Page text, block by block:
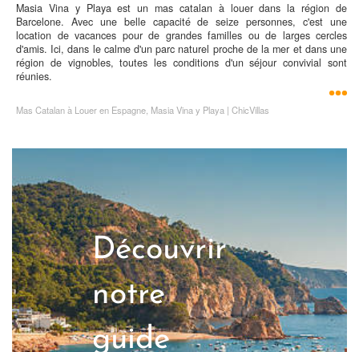
Masia Vina y Playa est un mas catalan à louer dans la région de
Barcelone. Avec une belle capacité de seize personnes, c'est une
location de vacances pour de grandes familles ou de larges cercles
d'amis. Ici, dans le calme d'un parc naturel proche de la mer et dans une
région de vignobles, toutes les conditions d'un séjour convivial sont
réunies.
Mas Catalan à Louer en Espagne, Masia Vina y Playa | ChicVillas
Découvrir
notre
guide